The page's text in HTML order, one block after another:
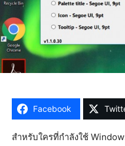
Facebook
สำหรับใครที่กำลังใช้